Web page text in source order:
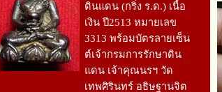
ดินแดน (กริ่ง ร.ด.) เนื้อ
เงิน ปี2513 หมายเลข
3313 พร้อมบัตรลายเซ็น
ต์เจ้ากรมการรักษาดิน
แดน เจ้าคุณนรฯ วัด
เทพศิรินทร์ อธิษฐานจิต